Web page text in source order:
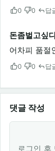
0 0 답
돈좀벌고싶
어차피 품절
0 0 답
댓글 작성
로그인 후